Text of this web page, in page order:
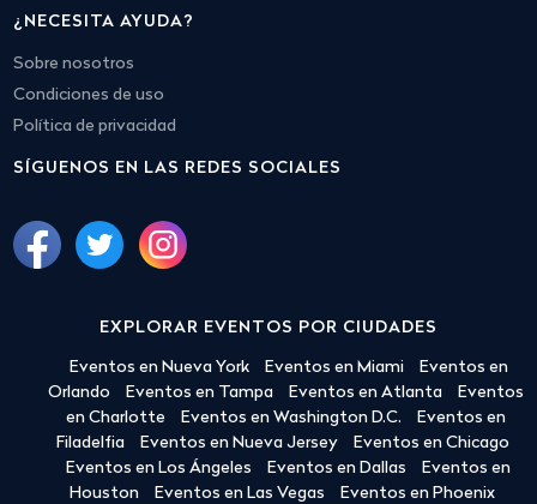
¿NECESITA AYUDA?
Sobre nosotros
Condiciones de uso
Política de privacidad
SÍGUENOS EN LAS REDES SOCIALES
EXPLORAR EVENTOS POR CIUDADES
Eventos en Nueva York Eventos en Miami
Eventos en
Orlando
Eventos en Tampa Eventos en Atlanta
Eventos
en Charlotte
Eventos en Washington D.C.
Eventos en
Filadelfia
Eventos en Nueva Jersey
Eventos en Chicago
Eventos en Los Ángeles
Eventos en Dallas
Eventos en
Houston
Eventos en Las Vegas
Eventos en Phoenix